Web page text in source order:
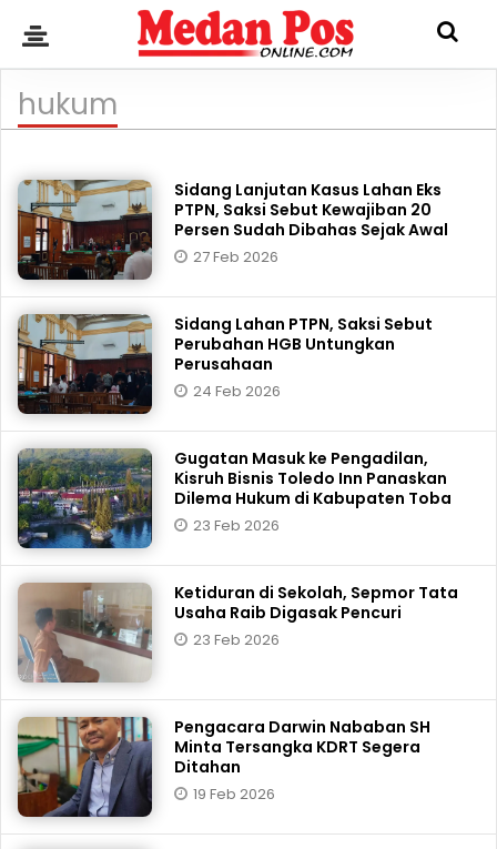
hukum
Sidang Lanjutan Kasus Lahan Eks
PTPN, Saksi Sebut Kewajiban 20
Persen Sudah Dibahas Sejak Awal
27 Feb 2026
Sidang Lahan PTPN, Saksi Sebut
Perubahan HGB Untungkan
Perusahaan
24 Feb 2026
Gugatan Masuk ke Pengadilan,
Kisruh Bisnis Toledo Inn Panaskan
Dilema Hukum di Kabupaten Toba
23 Feb 2026
Ketiduran di Sekolah, Sepmor Tata
Usaha Raib Digasak Pencuri
23 Feb 2026
Pengacara Darwin Nababan SH
Minta Tersangka KDRT Segera
Ditahan
19 Feb 2026